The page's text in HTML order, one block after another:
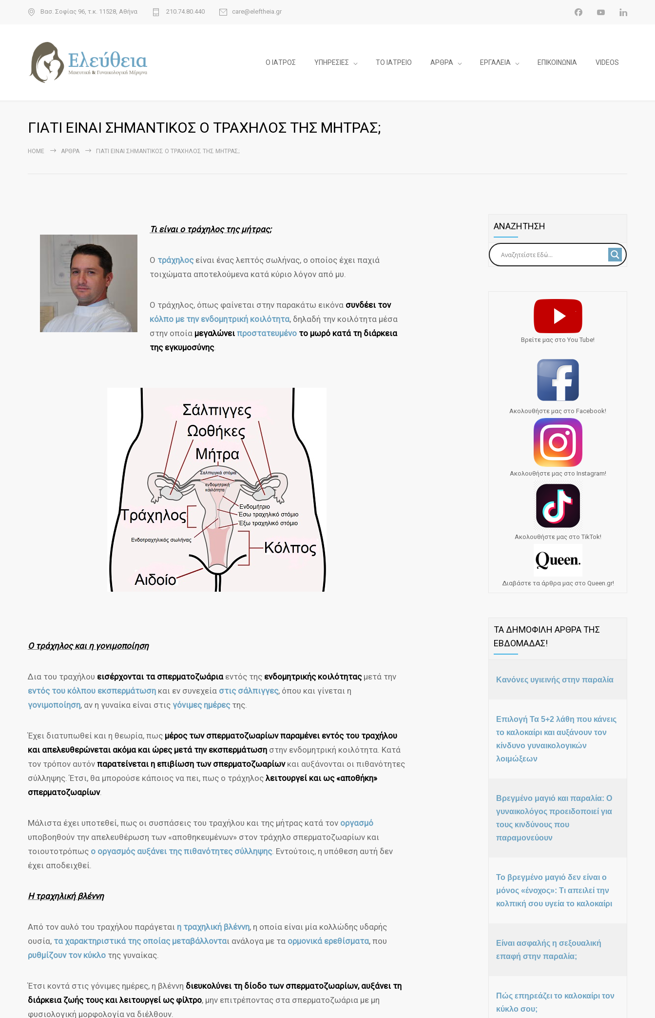
Βασ. Σοφίας 96, τ.κ. 11528, Αθήνα 210.74.80.440 care@eleftheia.gr
Ο ΙΑΤΡΟΣ ΥΠΗΡΕΣΙΕΣ ΤΟ ΙΑΤΡΕΙΟ ΑΡΘΡΑ ΕΡΓΑΛΕΙΑ ΕΠΙΚΟΙΝΩΝΙΑ VIDEOS
ΓΙΑΤΙ ΕΙΝΑΙ ΣΗΜΑΝΤΙΚΟΣ Ο ΤΡΑΧΗΛΟΣ ΤΗΣ ΜΗΤΡΑΣ;
HOME ΆΡΘΡΑ ΓΙΑΤΙ ΕΙΝΑΙ ΣΗΜΑΝΤΙΚΟΣ Ο ΤΡΑΧΗΛΟΣ ΤΗΣ ΜΗΤΡΑΣ;
Τι είναι ο τράχηλος της μήτρας;
Ο τράχηλος είναι ένας λεπτός σωλήνας, ο οποίος έχει παχιά
τοιχώματα αποτελούμενα κατά κύριο λόγον από μυ.
Ο τράχηλος, όπως φαίνεται στην παρακάτω εικόνα συνδέει τον
κόλπο με την ενδομητρική κοιλότητα, δηλαδή την κοιλότητα μέσα
στην οποία μεγαλώνει προστατευμένο το μωρό κατά τη διάρκεια
της εγκυμοσύνης.
Ο τράχηλος και η γονιμοποίηση
Δια του τραχήλου εισέρχονται τα σπερματοζωάριαεντός της ενδομητρικής κοιλότηταςμετά την
εντός του κόλπου εκσπερμάτωση και εν συνεχεία στις σάλπιγγες, όπου και γίνεται η
γονιμοποίηση, αν η γυναίκα είναι στις γόνιμες ημέρες της.
Έχει διατυπωθεί και η θεωρία, πως μέρος των σπερματοζωαρίων παραμένει εντός του τραχήλου
και απελευθερώνεται ακόμα και ώρες μετά την εκσπερμάτωση στην ενδομητρική κοιλότητα. Κατά
τον τρόπον αυτόν παρατείνεται η επιβίωση των σπερματοζωαρίωνκαι αυξάνονται οι πιθανότητες
σύλληψης. Έτσι, θα μπορούσε κάποιος να πει, πως ο τράχηλοςλειτουργεί και ως «αποθήκη»
σπερματοζωαρίων.
Μάλιστα έχει υποτεθεί, πως οι συσπάσεις του τραχήλου και της μήτρας κατά τον οργασμό
υποβοηθούν την απελευθέρωση των «αποθηκευμένων» στον τράχηλο σπερματοζωαρίων και
τοιουτοτρόπως ο οργασμός αυξάνει της πιθανότητες σύλληψης. Εντούτοις, η υπόθεση αυτή δεν
έχει αποδειχθεί.
Η τραχηλική βλέννη
Από τον αυλό του τραχήλου παράγεται η τραχηλική βλέννη, η οποία είναι μία κολλώδης υδαρής
ουσία, τα χαρακτηριστικά της οποίας μεταβάλλονται ανάλογα με τα ορμονικά ερεθίσματα, που
ρυθμίζουν τον κύκλο της γυναίκας.
Έτσι κοντά στις γόνιμες ημέρες, η βλέννη διευκολύνει τη δίοδο των σπερματοζωαρίων, αυξάνει τη
διάρκεια ζωής τους και λειτουργεί ως φίλτρο, μην επιτρέποντας στα σπερματοζωάρια με μη
φυσιολογική μορφολογία να διέλθουν.
ΑΝΑΖΗΤΗΣΗ
Bρείτε μας στο You Tube!
Ακολουθήστε μας στο Facebook!
Ακολουθήστε μας στο Instagram!
Ακολουθήστε μας στο TikTok!
Διαβάστε τα άρθρα μας στο Queen.gr!
ΤΑ ΔΗΜΟΦΙΛΗ ΑΡΘΡΑ ΤΗΣ
ΕΒΔΟΜΑΔΑΣ!
Κανόνες υγιεινής στην παραλία
Επιλογή Τα 5+2 λάθη που κάνεις
το καλοκαίρι και αυξάνουν τον
κίνδυνο γυναικολογικών
λοιμώξεων
Βρεγμένο μαγιό και παραλία: Ο
γυναικολόγος προειδοποιεί για
τους κινδύνους που
παραμονεύουν
Το βρεγμένο μαγιό δεν είναι ο
μόνος «ένοχος»: Τι απειλεί την
κολπική σου υγεία το καλοκαίρι
Είναι ασφαλής η σεξουαλική
επαφή στην παραλία;
Πώς επηρεάζει το καλοκαίρι τον
κύκλο σου;